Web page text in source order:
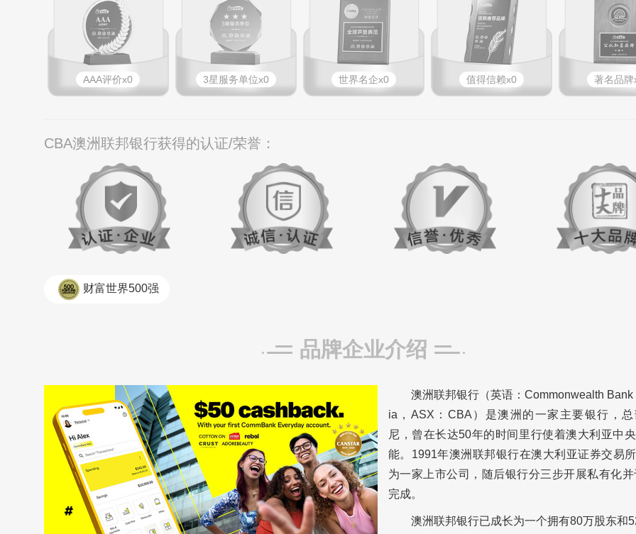
AAA评价x0 3星服务单位x0 世界名企x0 值得信赖x0 著名品牌
CBA澳洲联邦银行获得的认证/荣誉：
财富世界500强
品牌企业介绍
澳洲联邦银行（英语：Commonwealth Bank
ia，ASX：CBA）是澳洲的一家主要银行，
尼， 曾在长达50年的时间里行使着澳大利亚中
能。1991年澳洲联邦银行在澳大利亚证券交易
为一家上市公司，随后银行分三步开展私有化
完成。
澳洲联邦银行已成长为一个拥有80万股东和